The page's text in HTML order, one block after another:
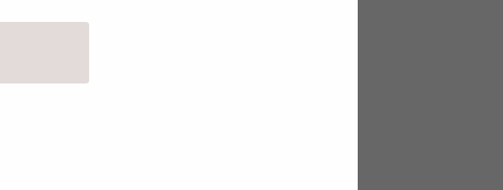
Agri-Food Canada et al., i.a.).
based meat and dairy substitutes
the consumption of vegan food (GfK